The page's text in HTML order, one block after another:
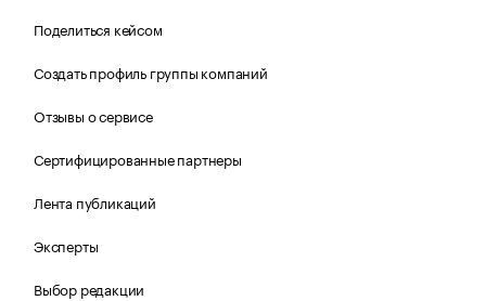
Поделиться кейсом
Создать профиль группы компаний
Отзывы о сервисе
Сертифицированные партнеры
Лента публикаций
Эксперты
Выбор редакции